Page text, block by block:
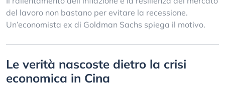
del lavoro non bastano per evitare la recessione.
Un’economista ex di Goldman Sachs spiega il motivo.
Le verità nascoste dietro la crisi
economica in Cina